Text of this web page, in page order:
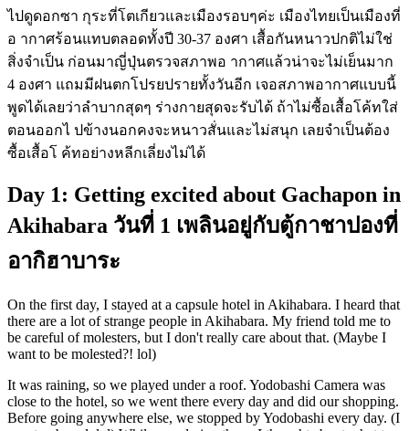
ไปดูดอกซา กุระที่โตเกียวและเมืองรอบๆค่ะ เมืองไทยเป็นเมืองที่
อ ากาศร้อนแทบตลอดทั้งปี 30-37 องศา เสื้อกันหนาวปกติไม่ใช่
สิ่งจำเป็น ก่อนมาญี่ปุ่นตรวจสภาพอ ากาศแล้วน่าจะไม่เย็นมาก
4 องศา แถมมีฝนตกโปรยปรายทั้งวันอีก เจอสภาพอากาศแบบนี้
พูดได้เลยว่าลำบากสุดๆ ร่างกายสุดจะรับได้ ถ้าไม่ซื้อเสื้อโค้ทใส่
ตอนออกไ ปข้างนอกคงจะหนาวสั่นและไม่สนุก เลยจำเป็นต้อง
ซื้อเสื้อโ ค้ทอย่างหลีกเลี่ยงไม่ได้
Day 1: Getting excited about Gachapon in
Akihabara วันที่ 1 เพลินอยู่กับตู้กาชาปองที่
อากิฮาบาระ
On the first day, I stayed at a capsule hotel in Akihabara. I heard that
there are a lot of strange people in Akihabara. My friend told me to
be careful of molesters, but I don't really care about that. (Maybe I
want to be molested?! lol)
It was raining, so we played under a roof. Yodobashi Camera was
close to the hotel, so we went there every day and did our shopping.
Before going anywhere else, we stopped by Yodobashi every day. (I